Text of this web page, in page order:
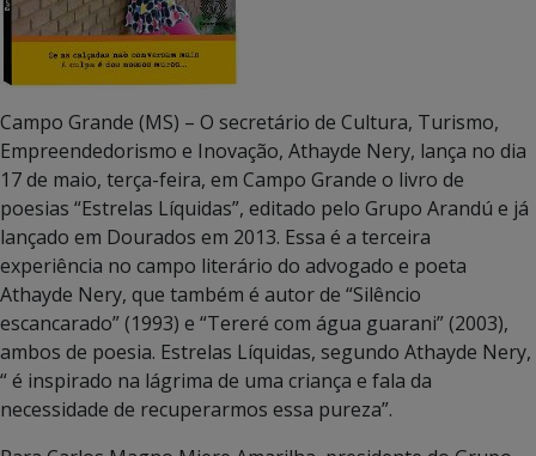
Campo Grande (MS) – O secretário de Cultura, Turismo,
Empreendedorismo e Inovação, Athayde Nery, lança no dia
17 de maio, terça-feira, em Campo Grande o livro de
poesias “Estrelas Líquidas”, editado pelo Grupo Arandú e já
lançado em Dourados em 2013. Essa é a terceira
experiência no campo literário do advogado e poeta
Athayde Nery, que também é autor de “Silêncio
escancarado” (1993) e “Tereré com água guarani” (2003),
ambos de poesia. Estrelas Líquidas, segundo Athayde Nery,
“ é inspirado na lágrima de uma criança e fala da
necessidade de recuperarmos essa pureza”.